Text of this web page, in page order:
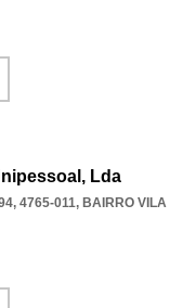
Lda
4765-011, BAIRRO VILA